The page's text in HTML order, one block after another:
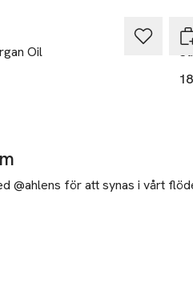
Oil
@ahlens för att synas i vårt